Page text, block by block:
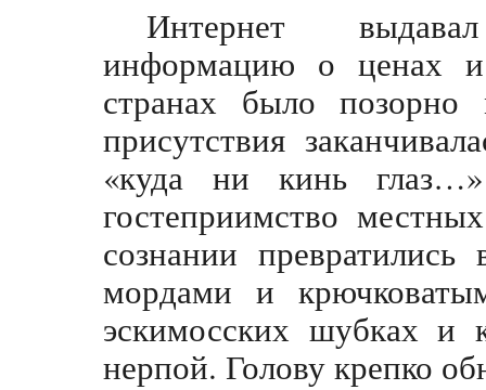
Интернет
информацию о ценах и
странах было позорно
присутствия
«куда ни кинь
гостеприимство
сознании
мордами и
эскимосских шубках
нерпой. Голову крепко